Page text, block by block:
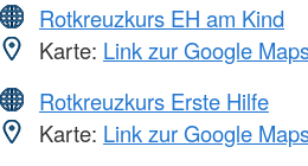
Rotkreuzkurs EH am Kind
Karte: Link zur Google
Rotkreuzkurs Erste Hilfe
Karte: Link zur Google